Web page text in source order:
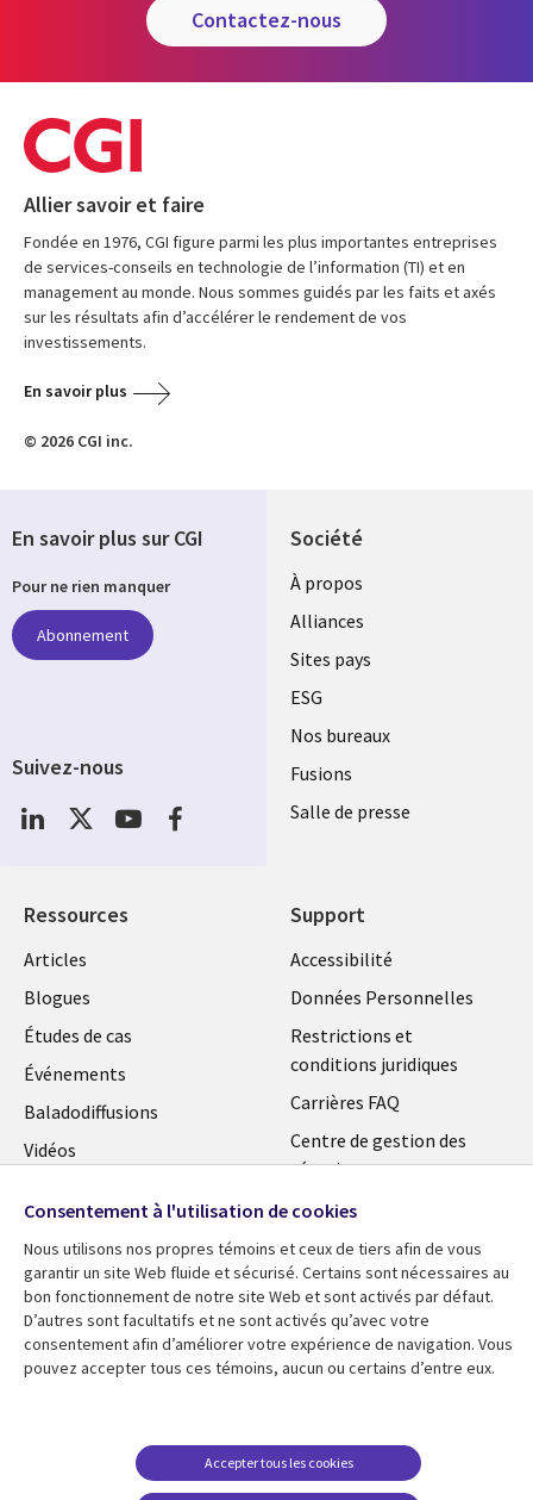
contactez-nous
Allier savoir et faire
Fondée en 1976, CGI figure parmi les plus importantes entreprises
de services-conseils en technologie de l’information (TI) et en
management au monde. Nous sommes guidés par les faits et axés
sur les résultats afin d’accélérer le rendement de vos
investissements.
En savoir plus
© 2026 CGI inc.
Société
À propos
Alliances
Sites pays
ESG
Nos bureaux
Fusions
Salle de presse
Ressources
Articles
Blogues
Études de cas
Événements
Baladodiffusions
Vidéos
Support
Accessibilité
Données Personnelles
Restrictions et
conditions juridiques
Carrières FAQ
Centre de gestion des
témoins
En savoir plus sur CGI
Pour ne rien manquer
Abonnement
Suivez-nous
Social
Media
Consentement à l'utilisation de cookies
Nous utilisons nos propres témoins et ceux de tiers afin de vous
garantir un site Web fluide et sécurisé. Certains sont nécessaires au
bon fonctionnement de notre site Web et sont activés par défaut.
D’autres sont facultatifs et ne sont activés qu’avec votre
consentement afin d’améliorer votre expérience de navigation. Vous
pouvez accepter tous ces témoins, aucun ou certains d’entre eux.
Accepter tous les cookies